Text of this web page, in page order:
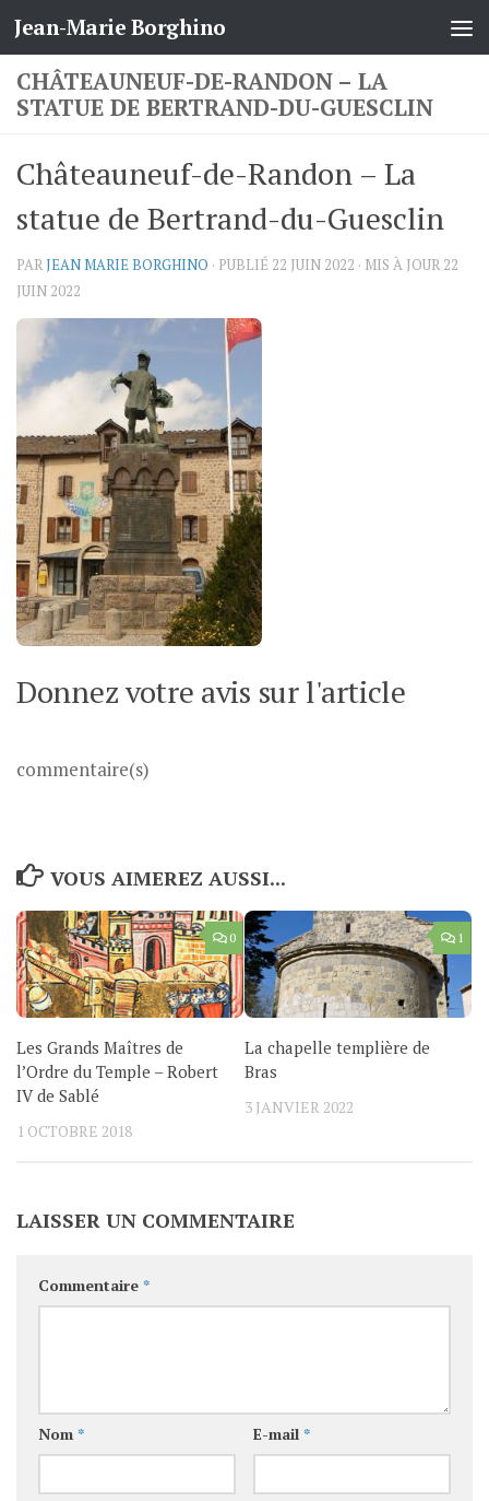
Skip to content
Jean-Marie Borghino
CHÂTEAUNEUF-DE-RANDON – LA
STATUE DE BERTRAND-DU-GUESCLIN
Châteauneuf-de-Randon – La
statue de Bertrand-du-Guesclin
PARJEAN MARIE BORGHINO · PUBLIÉ 22 JUIN 2022 · MIS À JOUR 22
JUIN 2022
Donnez votre avis sur l'article
commentaire(s)
VOUS AIMEREZ AUSSI...
0
Les Grands Maîtres de
l’Ordre du Temple – Robert
IV de Sablé
1 OCTOBRE 2018
1
La chapelle templière de
Bras
3 JANVIER 2022
LAISSER UN COMMENTAIRE
Commentaire *
Nom * E-mail *